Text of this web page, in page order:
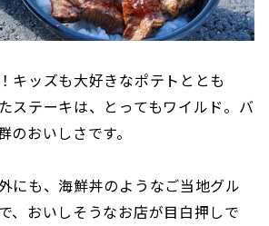
キッズも大好きなポテトととも
ステーキは、とってもワイルド。バ
のおいしさです。
にも、海鮮丼のようなご当地グル
、おいしそうなお店が目白押しで